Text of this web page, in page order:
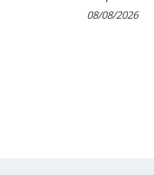
08/08/2026